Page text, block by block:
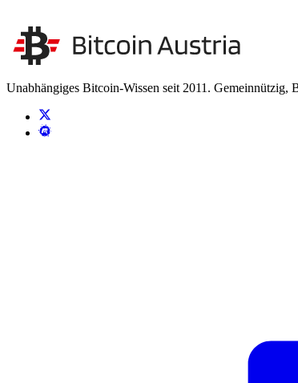
Unsere Unabhängigkeit stärken Kontakt aufnehmen
Unabhängiges Bitcoin-Wissen seit 2011. Gemeinnützig,